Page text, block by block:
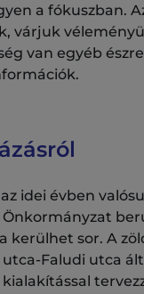
a fókuszban.
várjuk
van egyéb
idei évben
Önkormányzat
kerülhet sor. A
utca-Faludi utca
kialakítással